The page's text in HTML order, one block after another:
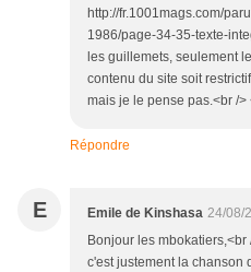
http://fr.1001mags.com/
1986/page-34-35-texte-
les guillemets, seulement
contenu du site soit
mais je le pense pas.<br /
Répondre
E Emile de Kinshasa 24/08/
Bonjour les mbokatiers,<br
c'est justement la chanson